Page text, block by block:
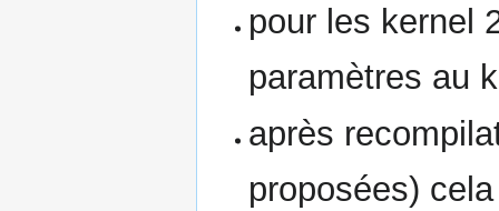
pour les kernel
paramètres au
après
proposées)